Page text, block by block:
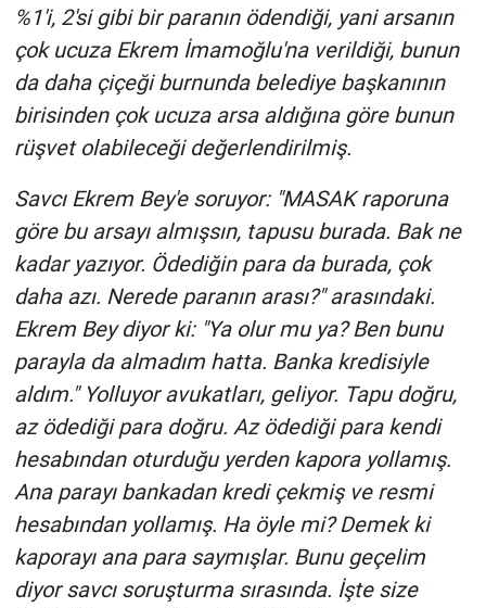
%1'i, 2'si gibi bir paranın ödendiği, yani arsanın
çok ucuza Ekrem İmamoğlu'na verildiği, bunun
da daha çiçeği burnunda belediye başkanının
birisinden çok ucuza arsa aldığına göre bunun
rüşvet olabileceği değerlendirilmiş.
Savcı Ekrem Bey'e soruyor: "MASAK raporuna
göre bu arsayı almışsın, tapusu burada. Bak ne
kadar yazıyor. Ödediğin para da burada, çok
daha azı. Nerede paranın arası?" arasındaki.
Ekrem Bey diyor ki: "Ya olur mu ya? Ben bunu
parayla da almadım hatta. Banka kredisiyle
aldım." Yolluyor avukatları, geliyor. Tapu doğru,
az ödediği para doğru. Az ödediği para kendi
hesabından oturduğu yerden kapora yollamış.
Ana parayı bankadan kredi çekmiş ve resmi
hesabından yollamış. Ha öyle mi? Demek ki
kaporayı ana para saymışlar. Bunu geçelim
diyor savcı soruşturma sırasında. İşte size